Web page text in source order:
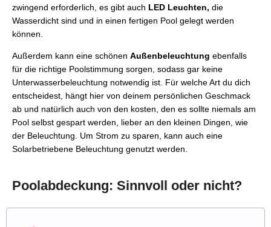
zwingend erforderlich, es gibt auch LED Leuchten, die
Wasserdicht sind und in einen fertigen Pool gelegt werden
können.
Außerdem kann eine schönen Außenbeleuchtung ebenfalls
für die richtige Poolstimmung sorgen, sodass gar keine
Unterwasserbeleuchtung notwendig ist. Für welche Art du dich
entscheidest, hängt hier von deinem persönlichen Geschmack
ab und natürlich auch von den kosten, den es sollte niemals am
Pool selbst gespart werden, lieber an den kleinen Dingen, wie
der Beleuchtung. Um Strom zu sparen, kann auch eine
Solarbetriebene Beleuchtung genutzt werden.
Poolabdeckung: Sinnvoll oder nicht?